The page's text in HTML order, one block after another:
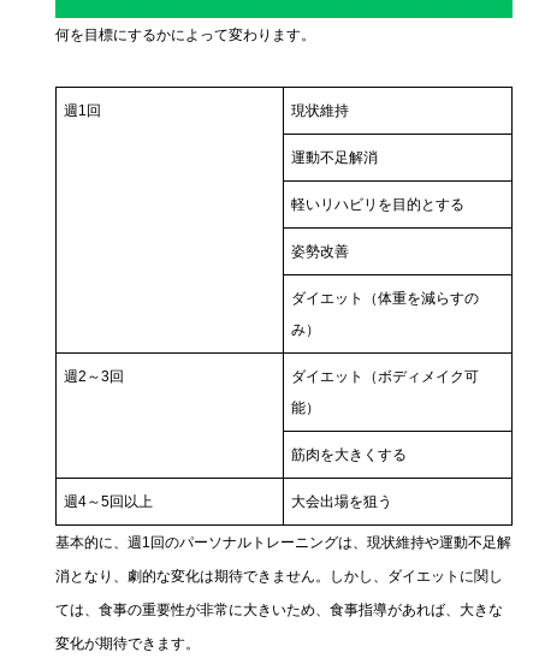
何を目標にするかによって変わります。
週1回 現状維持
運動不足解消
軽いリハビリを目的とする
姿勢改善
ダイエット（体重を減らすの
み）
週2～3回
ダイエット（ボディメイク可
能）
筋肉を大きくする
週4～5回以上 大会出場を狙う
基本的に、週1回のパーソナルトレーニングは、現状維持や運動不足解
消となり、劇的な変化は期待できません。しかし、ダイエットに関し
ては、食事の重要性が非常に大きいため、食事指導があれば、大きな
変化が期待できます。